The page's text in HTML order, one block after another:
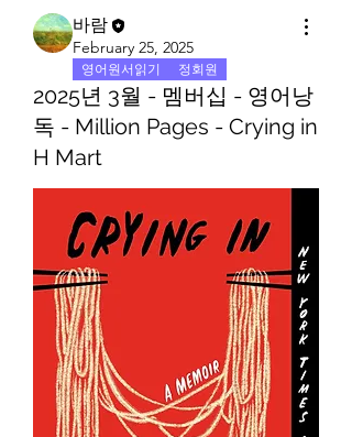
바람
February 25, 2025
영어원서읽기 정회원
2025년 3월 - 멤버십 - 영어낭
독 - Million Pages - Crying in
H Mart